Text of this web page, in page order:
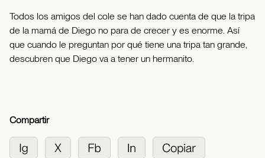
Todos los amigos del cole se han dado cuenta de que la tripa
de la mamá de Diego no para de crecer y es enorme. Así
que cuando le preguntan por qué tiene una tripa tan grande,
descubren que Diego va a tener un hermanito.
Compartir